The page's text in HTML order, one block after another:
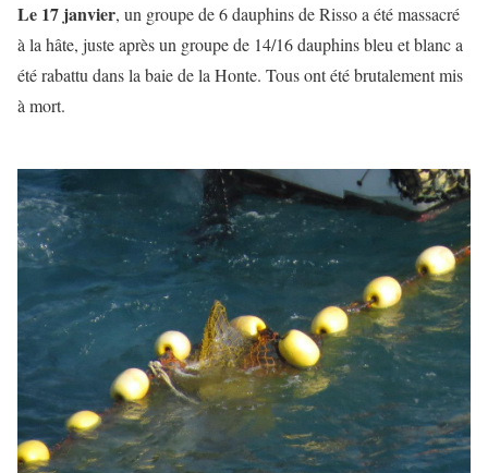
Le 17 janvier, un groupe de 6 dauphins de Risso a été massacré
à la hâte, juste après un groupe de 14/16 dauphins bleu et blanc a
été rabattu dans la baie de la Honte. Tous ont été brutalement mis
à mort.